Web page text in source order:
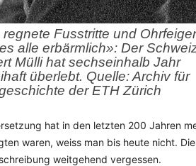
regnete Fusstritte und
alle erbärmlich»: Der
Mülli hat sechseinhalb Jahr
überlebt. Quelle: Archiv für
der ETH Zürich
hat in den letzten 200 Jahren
waren, weiss man bis heute nicht.
weitgehend vergessen.